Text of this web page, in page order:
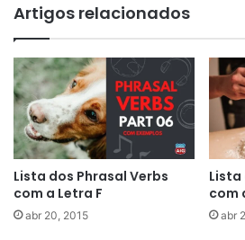
Artigos relacionados
Lista dos Phrasal Verbs
com a Letra F
abr 20, 2015
Lista
com
abr